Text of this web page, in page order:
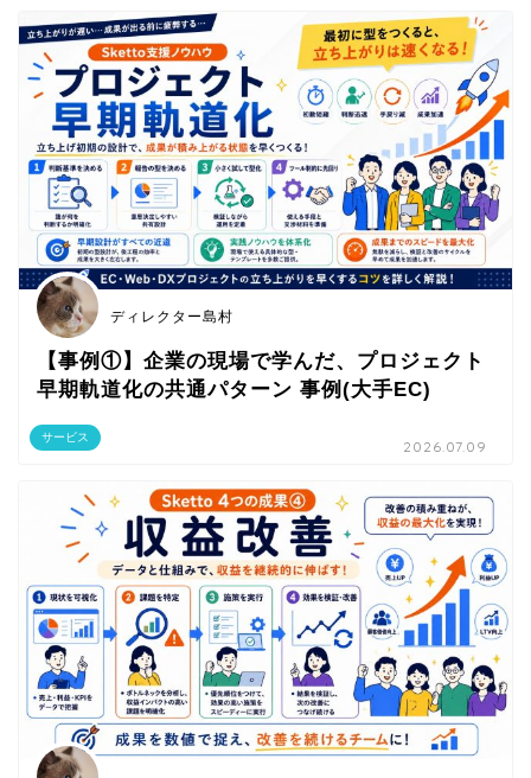
サービス
ディレクター島村
【事例①】企業の現場で学んだ、プロジェクト
早期軌道化の共通パターン 事例(大手EC)
2026.07.09